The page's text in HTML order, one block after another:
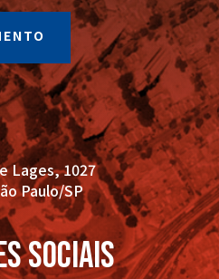
Lages, 1027
Paulo/SP
sociais